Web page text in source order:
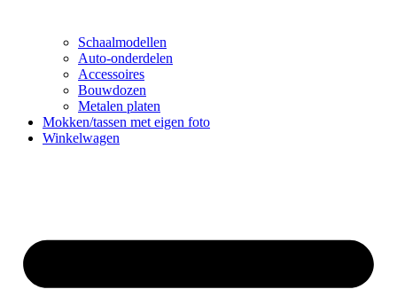
Schaalmodellen
Auto-onderdelen
Accessoires
Bouwdozen
Metalen platen
Mokken/tassen met eigen foto
Winkelwagen